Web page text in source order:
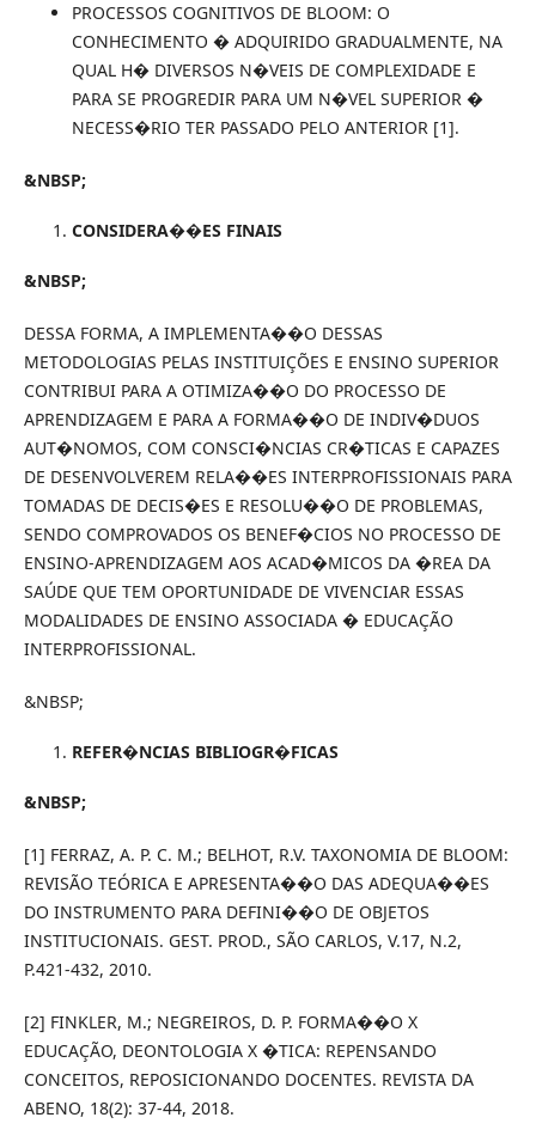
PROCESSOS COGNITIVOS DE BLOOM: O
CONHECIMENTO � ADQUIRIDO GRADUALMENTE, NA
QUAL H� DIVERSOS N�VEIS DE COMPLEXIDADE E
PARA SE PROGREDIR PARA UM N�VEL SUPERIOR �
NECESS�RIO TER PASSADO PELO ANTERIOR [1].
&NBSP;
CONSIDERA��ES FINAIS
&NBSP;
DESSA FORMA, A IMPLEMENTA��O DESSAS
METODOLOGIAS PELAS INSTITUIÇÕES E ENSINO SUPERIOR
CONTRIBUI PARA A OTIMIZA��O DO PROCESSO DE
APRENDIZAGEM E PARA A FORMA��O DE INDIV�DUOS
AUT�NOMOS, COM CONSCI�NCIAS CR�TICAS E CAPAZES
DE DESENVOLVEREM RELA��ES INTERPROFISSIONAIS PARA
TOMADAS DE DECIS�ES E RESOLU��O DE PROBLEMAS,
SENDO COMPROVADOS OS BENEF�CIOS NO PROCESSO DE
ENSINO-APRENDIZAGEM AOS ACAD�MICOS DA �REA DA
SAÚDE QUE TEM OPORTUNIDADE DE VIVENCIAR ESSAS
MODALIDADES DE ENSINO ASSOCIADA � EDUCAÇÃO
INTERPROFISSIONAL.
&NBSP;
REFER�NCIAS BIBLIOGR�FICAS
&NBSP;
[1] FERRAZ, A. P. C. M.; BELHOT, R.V. TAXONOMIA DE BLOOM:
REVISÃO TEÓRICA E APRESENTA��O DAS ADEQUA��ES
DO INSTRUMENTO PARA DEFINI��O DE OBJETOS
INSTITUCIONAIS. GEST. PROD., SÃO CARLOS, V.17, N.2,
P.421-432, 2010.
[2] FINKLER, M.; NEGREIROS, D. P. FORMA��O X
EDUCAÇÃO, DEONTOLOGIA X �TICA: REPENSANDO
CONCEITOS, REPOSICIONANDO DOCENTES. REVISTA DA
ABENO, 18(2): 37-44, 2018.